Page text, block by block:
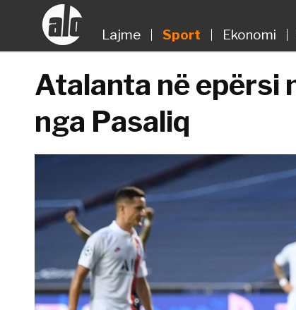
Lajme Sport Ekonomi
Atalanta në epërsi
nga Pasaliq